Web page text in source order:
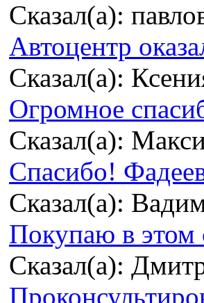
Сказал(а):
Автоцентр
Сказал(а):
Огромное
Сказал(а):
Спасибо!
Сказал(а):
Покупаю в этом
Сказал(а):